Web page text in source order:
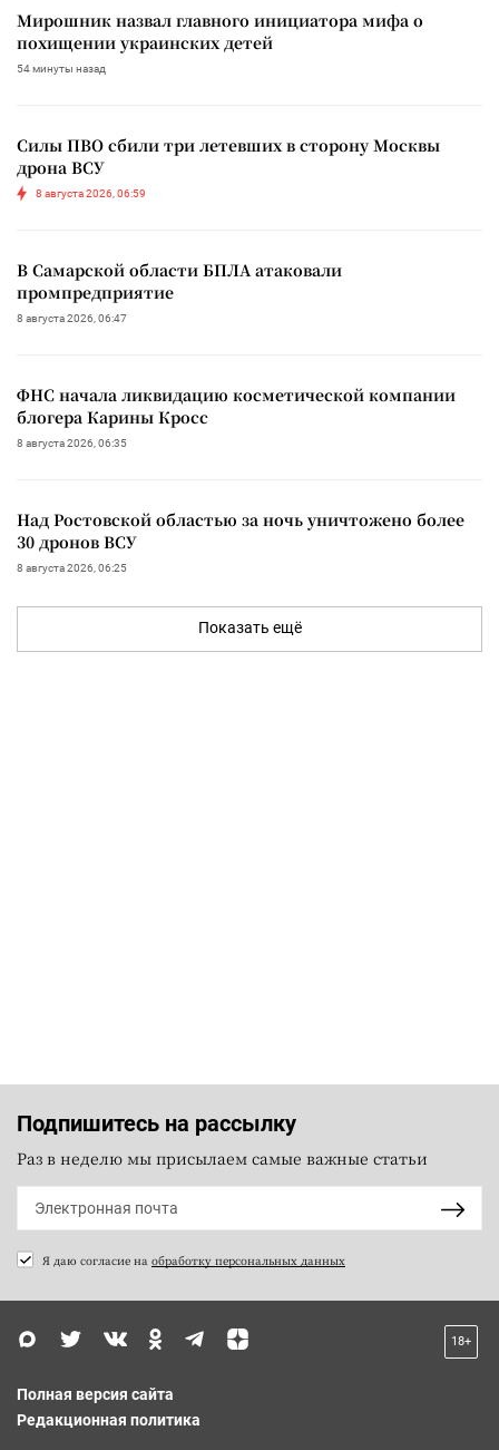
Мирошник назвал главного инициатора мифа о
похищении украинских детей
54 минуты назад
Силы ПВО сбили три летевших в сторону Москвы
дрона ВСУ
8 августа 2026, 06:59
В Самарской области БПЛА атаковали
промпредприятие
8 августа 2026, 06:47
ФНС начала ликвидацию косметической компании
блогера Карины Кросс
8 августа 2026, 06:35
Над Ростовской областью за ночь уничтожено более
30 дронов ВСУ
8 августа 2026, 06:25
Показать ещё
Подпишитесь на рассылку
Раз в неделю мы присылаем самые важные статьи
Я даю согласие на обработку персональных данных
18+
Полная версия сайта
Редакционная политика